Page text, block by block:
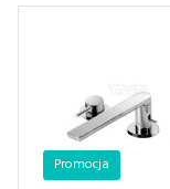
Promocja